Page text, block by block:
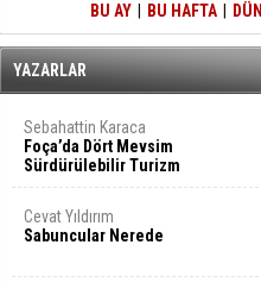
BU AY BU HAFTA DÜN
YAZARLAR
Sebahattin Karaca
Foça’da Dört Mevsim
Sürdürülebilir Turizm
Cevat Yıldırım
Sabuncular Nerede